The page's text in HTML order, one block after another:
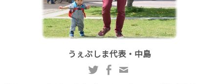
うぇぶしま代表・中島